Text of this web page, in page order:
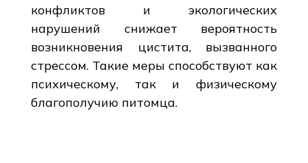
конфликтов и экологических
нарушений снижает вероятность
возникновения цистита, вызванного
стрессом. Такие меры способствуют как
психическому, так и физическому
благополучию питомца.